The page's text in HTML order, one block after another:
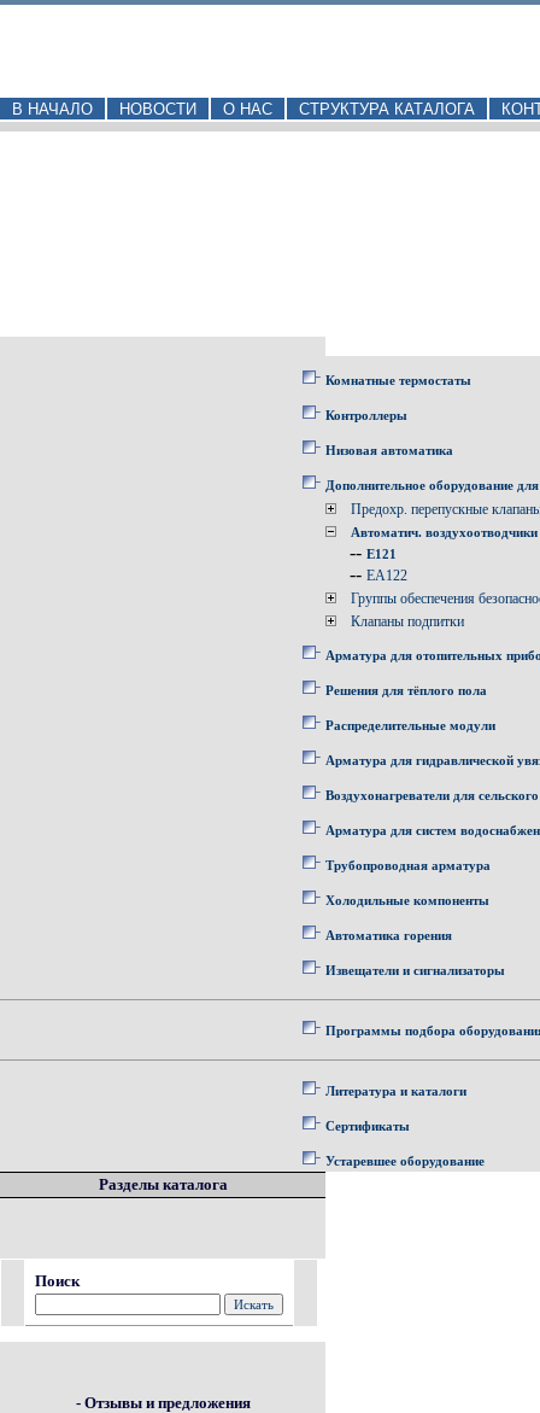
В НАЧАЛО НОВОСТИ О НАС СТРУКТУРА КАТАЛОГА
Комнатные термостаты
Контроллеры
Низовая автоматика
Дополнительное оборудование
Предохр. перепускные
Автоматич. воздухоотводчики
-- E121
-- EA122
Группы обеспечения
Клапаны подпитки
Арматура для отопительных
Решения для тёплого пола
Распределительные модули
Арматура для гидравлической
Воздухонагреватели для
Арматура для систем
Трубопроводная арматура
Холодильные компоненты
Автоматика горения
Извещатели и сигнализаторы
Программы подбора
Литература и каталоги
Сертификаты
Устаревшее оборудование
Разделы каталога
Поиск
- Отзывы и предложения